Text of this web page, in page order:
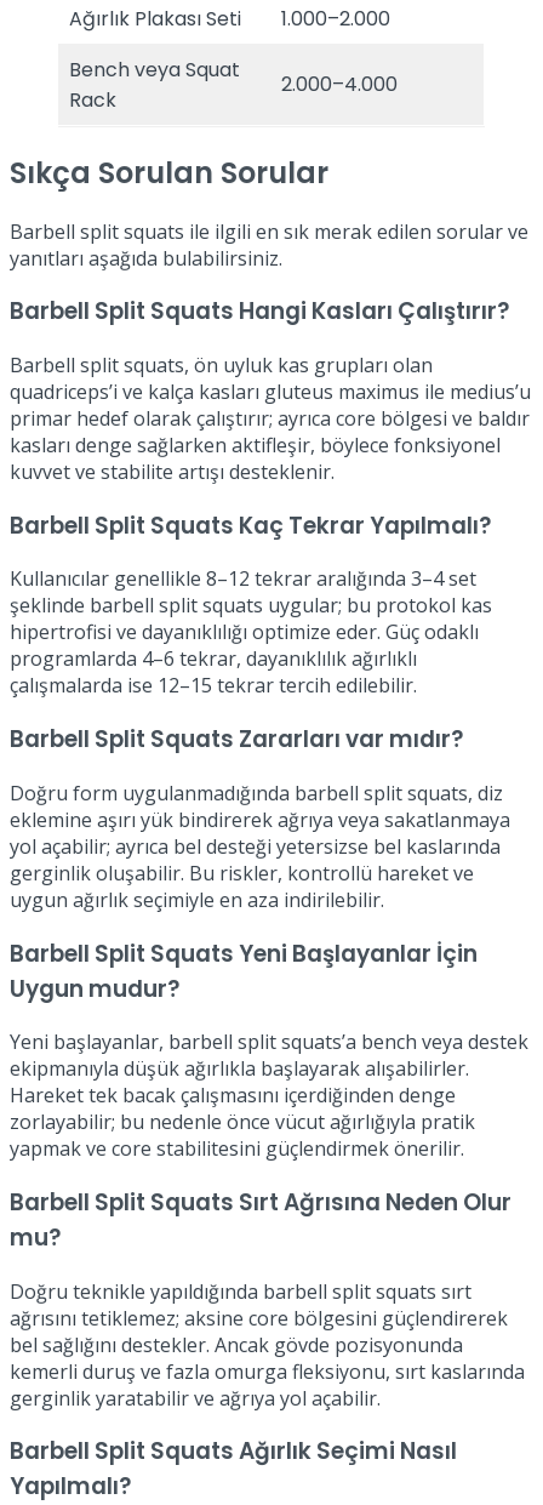
Ağırlık Plakası Seti
1.000–2.000
Bench veya Squat
Rack
2.000–4.000
Sıkça Sorulan Sorular
Barbell split squats ile ilgili en sık merak edilen sorular ve
yanıtları aşağıda bulabilirsiniz.
Barbell Split Squats Hangi Kasları Çalıştırır?
Barbell split squats, ön uyluk kas grupları olan
quadriceps’i ve kalça kasları gluteus maximus ile medius’u
primar hedef olarak çalıştırır; ayrıca core bölgesi ve baldır
kasları denge sağlarken aktifleşir, böylece fonksiyonel
kuvvet ve stabilite artışı desteklenir.
Barbell Split Squats Kaç Tekrar Yapılmalı?
Kullanıcılar genellikle 8–12 tekrar aralığında 3–4 set
şeklinde barbell split squats uygular; bu protokol kas
hipertrofisi ve dayanıklılığı optimize eder. Güç odaklı
programlarda 4–6 tekrar, dayanıklılık ağırlıklı
çalışmalarda ise 12–15 tekrar tercih edilebilir.
Barbell Split Squats Zararları var mıdır?
Doğru form uygulanmadığında barbell split squats, diz
eklemine aşırı yük bindirerek ağrıya veya sakatlanmaya
yol açabilir; ayrıca bel desteği yetersizse bel kaslarında
gerginlik oluşabilir. Bu riskler, kontrollü hareket ve
uygun ağırlık seçimiyle en aza indirilebilir.
Barbell Split Squats Yeni Başlayanlar İçin
Uygun mudur?
Yeni başlayanlar, barbell split squats’a bench veya destek
ekipmanıyla düşük ağırlıkla başlayarak alışabilirler.
Hareket tek bacak çalışmasını içerdiğinden denge
zorlayabilir; bu nedenle önce vücut ağırlığıyla pratik
yapmak ve core stabilitesini güçlendirmek önerilir.
Barbell Split Squats Sırt Ağrısına Neden Olur
mu?
Doğru teknikle yapıldığında barbell split squats sırt
ağrısını tetiklemez; aksine core bölgesini güçlendirerek
bel sağlığını destekler. Ancak gövde pozisyonunda
kemerli duruş ve fazla omurga fleksiyonu, sırt kaslarında
gerginlik yaratabilir ve ağrıya yol açabilir.
Barbell Split Squats Ağırlık Seçimi Nasıl
Yapılmalı?